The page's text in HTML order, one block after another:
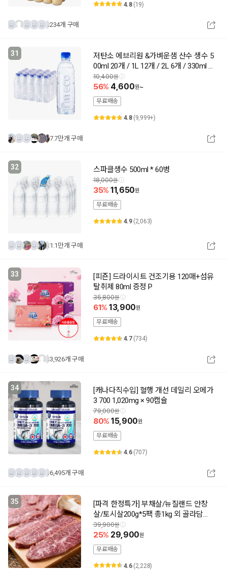
4.8 (19)
234개 구매
31
저탄소 에브리원 &가벼운샘 산수 생수 5
00ml 20개 / 1L 12개 / 2L 6개 / 330ml 2
0개
10,400
56 4,600
~
무료배송
4.8 (9,999+)
7.7만개 구매
32 스파클생수 500ml * 60병
18,000
35 11,650
무료배송
4.9 (2,063)
1.1만개 구매
33
[피죤] 드라이시트 건조기용 120매+섬유
탈취제 80ml 증정 P
35,800
61 13,900
무료배송
4.7 (734)
3,926개 구매
34
[캐나다직수입] 혈행 개선 데일리 오메가
3 700 1,020mg × 90캡슐
79,000
80 15,900
무료배송
4.6 (707)
6,495개 구매
35
[파격 한정특가] 부채살/뉴질랜드 안창
살/토시살200g*5팩 총1kg 외 골라담기/
39,900
25 29,900
무료배송
4.6 (2,228)